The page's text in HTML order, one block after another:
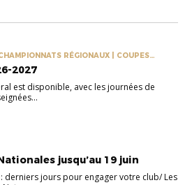
RÉGIONAUX | COUPES
2027
est disponible, avec les journées de
jusqu’au 19 juin
derniers jours pour engager votre club/ Les